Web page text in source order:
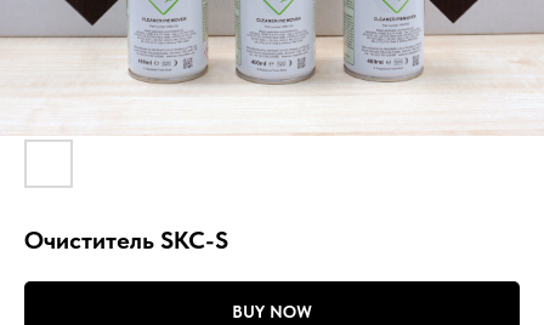
Очиститель SKC-S
BUY NOW